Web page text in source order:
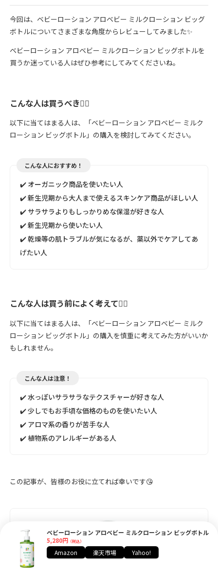
今回は、ベビーローション アロベビー ミルクローション ビッグ
ボトルについてさまざまな角度からレビューしてみました✨
ベビーローション アロベビー ミルクローション ビッグボトルを
買うか迷っている人はぜひ参考にしてみてくださいね。
こんな人は買うべき🙆‍♀️
以下に当てはまる人は、「ベビーローション アロベビー ミルク
ローション ビッグボトル」の購入を検討してみてください。
こんな人におすすめ！
✔️ オーガニック商品を使いたい人
✔️ 新生児期から大人まで使えるスキンケア商品がほしい人
✔️ サラサラよりもしっかりめな保湿が好きな人
✔️ 新生児期から使いたい人
✔️ 乾燥等の肌トラブルが気になるが、薬以外でケアしてあ
げたい人
こんな人は買う前によく考えて🙅‍♀️
以下に当てはまる人は、「ベビーローション アロベビー ミルク
ローション ビッグボトル」の購入を慎重に考えてみた方がいいか
もしれません。
こんな人は注意！
✔️ 水っぽいサラサラなテクスチャーが好きな人
✔️ 少しでもお手頃な価格のものを使いたい人
✔️ アロマ系の香りが苦手な人
✔️ 植物系のアレルギーがある人
この記事が、皆様のお役に立てれば幸いです😘
ベビーローション アロベビー ミルクローション ビッグボトル
5,280円 （税込）
Amazon 楽天市場 Yahoo!